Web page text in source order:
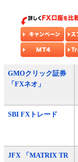
GMOクリック証券
「FXネオ」
SBI FXトレード
JFX 「MATRIX TR